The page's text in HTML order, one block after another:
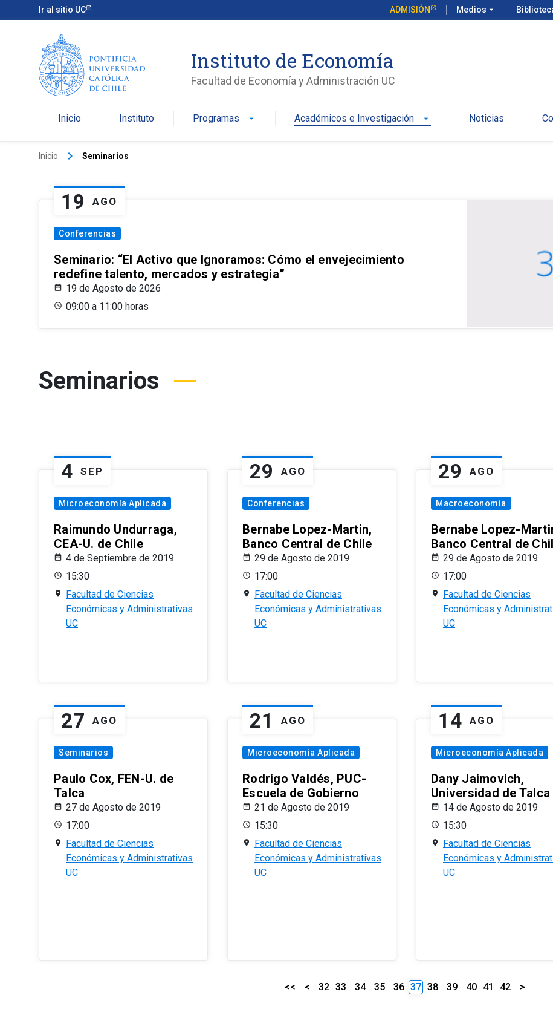
Ir al sitio UC ADMISIÓN Medios arrow_drop_down
Instituto de Economía
Facultad de Economía y Administración UC
Inicio Instituto Programas arrow_drop_down Académicos e Investigación arrow_drop_down Noticias
Inicio keyboard_arrow_right Seminarios
19 AGO
Conferencias
Seminario: “El Activo que Ignoramos: Cómo el envejecimiento
redefine talento, mercados y estrategia”
19 de Agosto de 2026
09:00 a 11:00 horas
Seminarios
4 SEP
Microeconomía Aplicada
Raimundo Undurraga,
CEA-U. de Chile
4 de Septiembre de 2019
15:30
Facultad de Ciencias
Económicas y Administrativas
UC
29 AGO
Conferencias
Bernabe Lopez-Martin,
Banco Central de Chile
29 de Agosto de 2019
17:00
Facultad de Ciencias
Económicas y Administrativas
UC
29 AGO
Macroeconomía
Bernabe Lopez-
Banco Central de
29 de Agosto de 2019
17:00
Facultad de Ciencias
Económicas y
UC
27 AGO
Seminarios
Paulo Cox, FEN-U. de
Talca
27 de Agosto de 2019
17:00
Facultad de Ciencias
Económicas y Administrativas
UC
21 AGO
Microeconomía Aplicada
Rodrigo Valdés, PUC-
Escuela de Gobierno
21 de Agosto de 2019
15:30
Facultad de Ciencias
Económicas y Administrativas
UC
14 AGO
Microeconomía Aplicada
Dany Jaimovich,
Universidad de Talca
14 de Agosto de 2019
15:30
Facultad de Ciencias
Económicas y
UC
<< < 32 33 34 35 36 37 38 39 40 41 42 >